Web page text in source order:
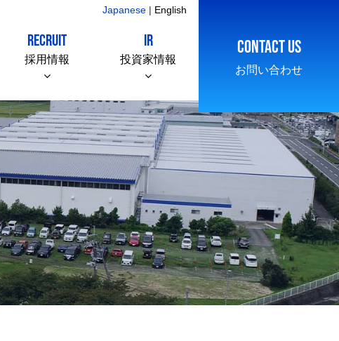
Japanese | English
RECRUIT
採用情報
IR
投資家情報
CONTACT US
お問い合わせ